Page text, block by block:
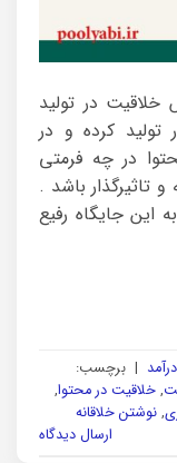
در تولید
تولید کرده و در
در چه فرمتی
تاثیرگذار باشد .
این جایگاه رفیع
| برچسب:
, خلاقیت در محتوا,
, نوشتن خلاقانه
ارسال دیدگاه